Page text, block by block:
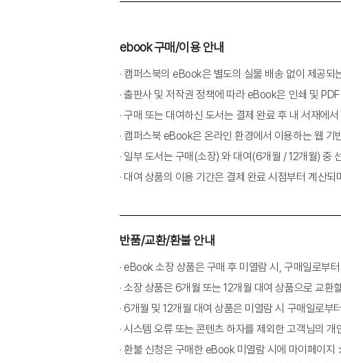
07 입?출력 모듈 특성 이해하기
08 PLC 이해하기
학습 02 | PLC 기본 프로그래밍하기
01 공정도 작성하기
02 PLC 프로그래밍 순서
03 PLC 명령어 이해하기
06 유?공압 실린더 제어하기
07 유도전동기 제어하기
08 에어 실린더의 순서작동회로
학습 03 | 시뮬레이션하기
01 시뮬레이션과 프로그램 에러 판단
ebook 구매/이용 안내
· 캠퍼스북의 eBook은 별도의 실물 배송 없이 제공되
· 출판사 및 저작권 정책에 따라 eBook은 인쇄 및
· 구매 또는 대여하신 도서는 결제 완료 후 내 서재에
· 캠퍼스북 eBook은 온라인 환경에서 이용하는 웹 기
· 일부 도서는 구매(소장) 와 대여(6개월 / 12개월) 중
· 대여 상품의 이용 기간은 결제 완료 시점부터 계산
반품/교환/환불 안내
· eBook 소장 상품은 구매 후 미열람 시, 구매일로부
· 소장 상품은 6개월 또는 12개월 대여 상품으로 교환
· 6개월 및 12개월 대여 상품은 미열람 시 구매일로
· 시스템 오류 또는 콘텐츠 하자를 제외한 고객님의
· 환불 신청은 구매한 eBook 미열람 시에 마이페이